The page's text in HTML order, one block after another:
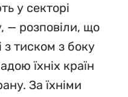
у секторі
— розповіли, що
тиском з боку
їхніх країн
За їхніми